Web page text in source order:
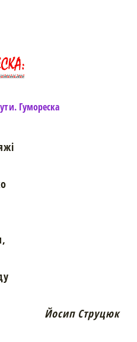
Гумореска
Йосип Струцюк